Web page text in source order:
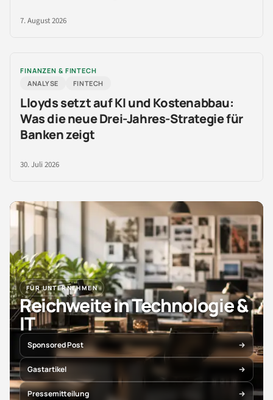
7. August 2026
FINANZEN & FINTECH
ANALYSE
FINTECH
Lloyds setzt auf KI und Kostenabbau:
Was die neue Drei-Jahres-Strategie für
Banken zeigt
30. Juli 2026
FÜR UNTERNEHMEN
Reichweite in Technologie &
IT
Sponsored Post
Gastartikel
Pressemitteilung